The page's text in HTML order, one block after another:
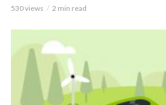
530 views 2 min read